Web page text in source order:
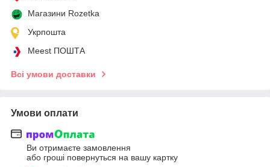
Магазини Rozetka
Укрпошта
Meest ПОШТА
Всі умови доставки
Умови оплати
Ви отримаєте замовлення
або гроші повернуться на вашу картку